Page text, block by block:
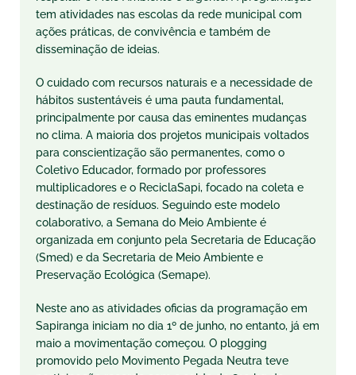
tem atividades nas escolas da rede municipal com
ações práticas, de convivência e também de
disseminação de ideias.
O cuidado com recursos naturais e a necessidade de
hábitos sustentáveis é uma pauta fundamental,
principalmente por causa das eminentes mudanças
no clima. A maioria dos projetos municipais voltados
para conscientização são permanentes, como o
Coletivo Educador, formado por professores
multiplicadores e o ReciclaSapi, focado na coleta e
destinação de resíduos. Seguindo este modelo
colaborativo, a Semana do Meio Ambiente é
organizada em conjunto pela Secretaria de Educação
(Smed) e da Secretaria de Meio Ambiente e
Preservação Ecológica (Semape).
Neste ano as atividades oficias da programação em
Sapiranga iniciam no dia 1º de junho, no entanto, já em
maio a movimentação começou. O plogging
promovido pelo Movimento Pegada Neutra teve